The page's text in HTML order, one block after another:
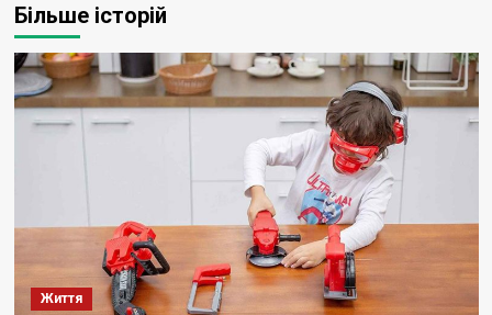
Більше історій
Життя